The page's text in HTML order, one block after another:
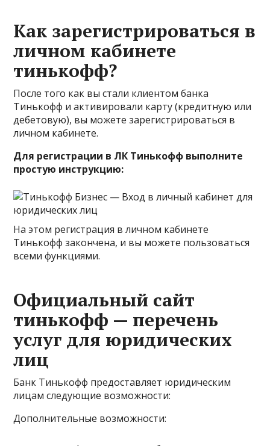
Как зарегистрироваться в
личном кабинете
тинькофф?
После того как вы стали клиентом банка
Тинькофф и активировали карту (кредитную или
дебетовую), вы можете зарегистрироваться в
личном кабинете.
Для регистрации в ЛК Тинькофф выполните
простую инструкцию:
На этом регистрация в личном кабинете
Тинькофф закончена, и вы можете пользоваться
всеми функциями.
Официальный сайт
тинькофф — перечень
услуг для юридических
лиц
Банк Тинькофф предоставляет юридическим
лицам следующие возможности:
Дополнительные возможности: